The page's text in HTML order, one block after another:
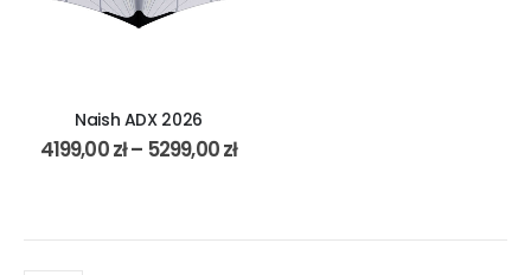
Naish ADX 2026
4199,00zł– 5299,00zł